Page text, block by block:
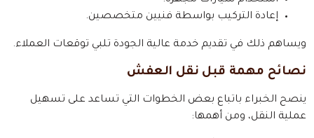
إعادة التركيب بواسطة فنيين متخصصين.
ويساهم ذلك في تقديم خدمة عالية الجودة تلبي توقعات العملاء.
نصائح مهمة قبل نقل العفش
ينصح الخبراء باتباع بعض الخطوات التي تساعد على تسهيل
عملية النقل، ومن أهمها: